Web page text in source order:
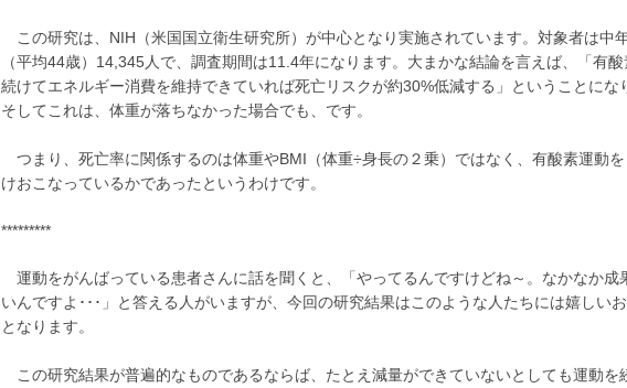
この研究は、NIH（米国国立衛生研究所）が中心となり実施されています。対象者は中
（平均44歳）14,345人で、調査期間は11.4年になります。大まかな結論を言えば、「有
続けてエネルギー消費を維持できていれば死亡リスクが約30%低減する」ということにな
そしてこれは、体重が落ちなかった場合でも、です。
つまり、死亡率に関係するのは体重やBMI（体重÷身長の２乗）ではなく、有酸素運動
けおこなっているかであったというわけです。
*********
運動をがんばっている患者さんに話を聞くと、「やってるんですけどね～。なかなか成
いんですよ･･･」と答える人がいますが、今回の研究結果はこのような人たちには嬉しい
となります。
この研究結果が普遍的なものであるならば、たとえ減量ができていないとしても運動を